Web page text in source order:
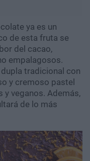
ya es un
de esta fruta se
del cacao,
empalagosos.
tradicional con
y cremoso pastel
y veganos. Además,
de lo más